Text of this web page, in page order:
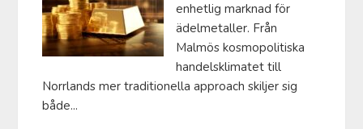
enhetlig marknad för
ädelmetaller. Från
Malmös kosmopolitiska
handelsklimatet till
Norrlands mer traditionella approach skiljer sig
både...